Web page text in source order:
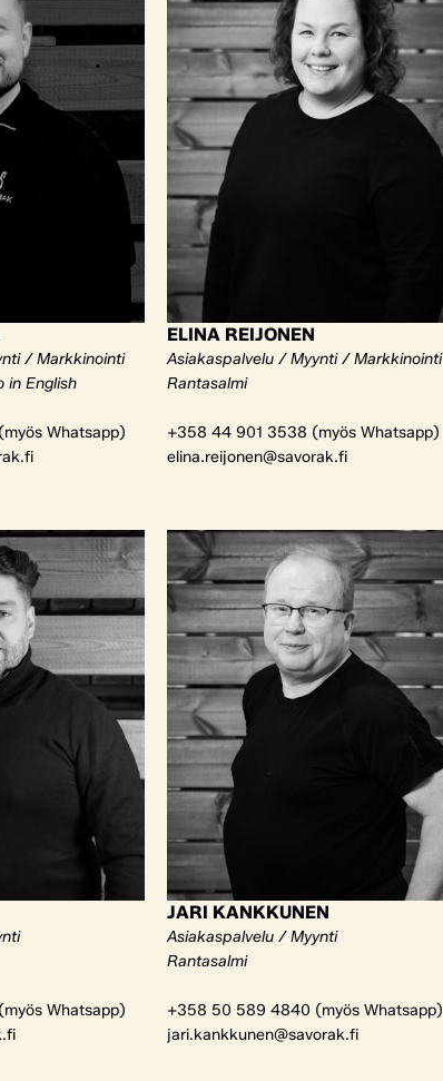
/ Markkinointi
in English
Whatsapp)
ELINA REIJONEN
Asiakaspalvelu / Myynti / Markkinointi
Rantasalmi
+358 44 901 3538 (myös Whatsapp)
elina.reijonen@savorak.fi
Whatsapp)
JARI KANKKUNEN
Asiakaspalvelu / Myynti
Rantasalmi
+358 50 589 4840 (myös Whatsapp)
jari.kankkunen@savorak.fi